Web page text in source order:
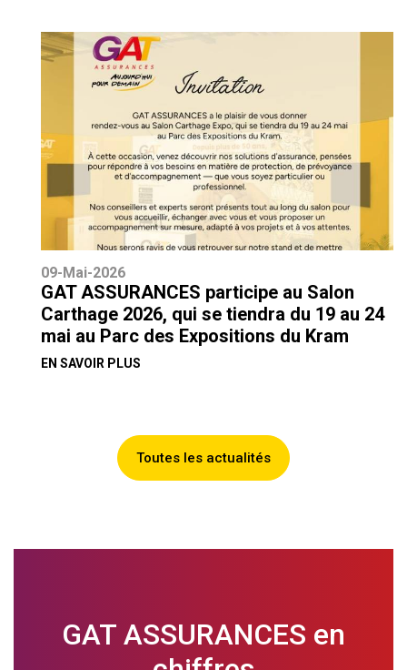
09-Mai-2026
GAT ASSURANCES participe au Salon
Carthage 2026, qui se tiendra du 19 au 24
mai au Parc des Expositions du Kram
EN SAVOIR PLUS
Toutes les actualités
GAT ASSURANCES en